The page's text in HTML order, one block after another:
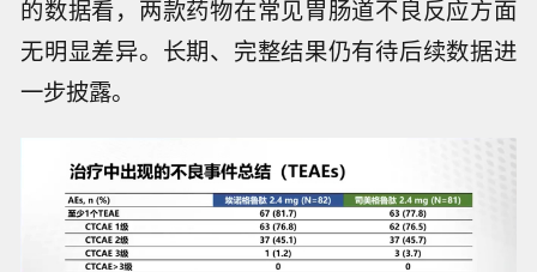
差异。相关差异可能与研究设计、受试人群特
征、样本量以及统计方法等因素有关，仍需进一
步分析和验证。
除了减重效果，在对GLP-1类药物相当重要的安
全性、耐受性方面，诺和诺德称，据当前已披露
的数据看，两款药物在常见胃肠道不良反应方面